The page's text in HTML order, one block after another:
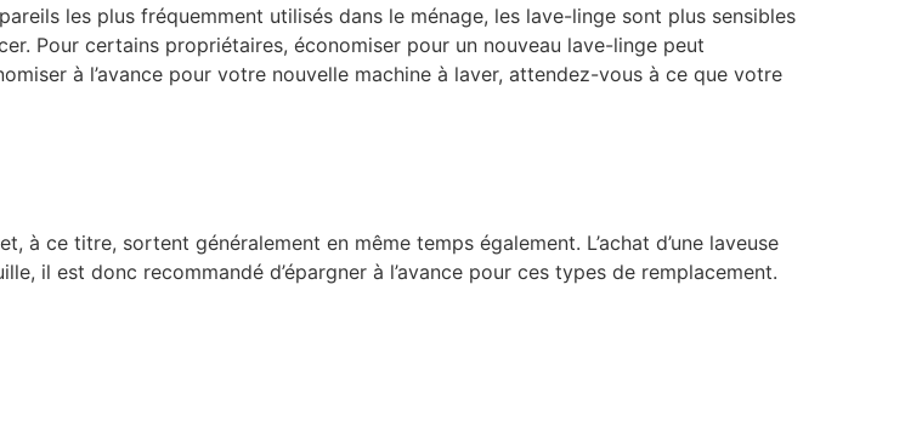
les plus fréquemment utilisés dans le ménage, les lave-linge sont plus sensibles
Pour certains propriétaires, économiser pour un nouveau lave-linge peut
à l’avance pour votre nouvelle machine à laver, attendez-vous à ce que votre
à ce titre, sortent généralement en même temps également. L’achat d’une laveuse
il est donc recommandé d’épargner à l’avance pour ces types de remplacement.